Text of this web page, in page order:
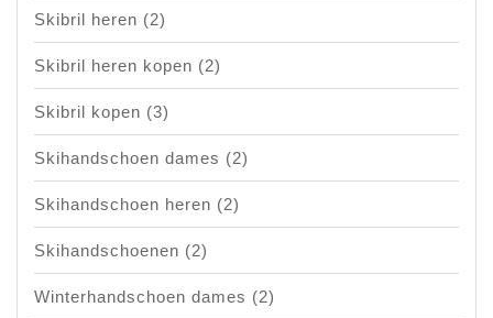
Skibril heren (2)
Skibril heren kopen (2)
Skibril kopen (3)
Skihandschoen dames (2)
Skihandschoen heren (2)
Skihandschoenen (2)
Winterhandschoen dames (2)